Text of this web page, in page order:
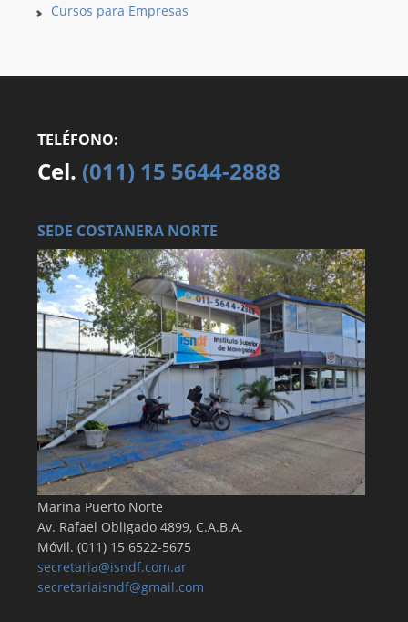
Cursos para Empresas
TELÉFONO:
Cel. (011) 15 5644-2888
SEDE COSTANERA NORTE
Marina Puerto Norte
Av. Rafael Obligado 4899, C.A.B.A.
Móvil. (011) 15 6522-5675
secretaria@isndf.com.ar
secretariaisndf@gmail.com